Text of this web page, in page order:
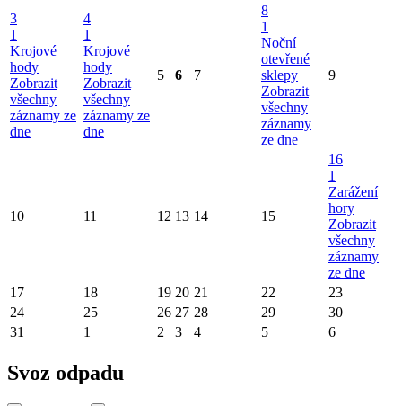
3
1
Krojové
hody
Zobrazit
všechny
záznamy ze
dne
4
1
Krojové
hody
Zobrazit
všechny
záznamy ze
dne
5 6 7
8
1
Noční
otevřené
sklepy
Zobrazit
všechny
záznamy
ze dne
9
10 11 12 13 14 15
16
1
Zarážení
hory
Zobrazit
všechny
záznamy
ze dne
17
18 19 20 21 22
23
24
25 26 27 28 29
30
31
1 2 3 4 5 6
Svoz odpadu